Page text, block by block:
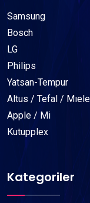
Samsung
Bosch
LG
Philips
Yatsan-Tempur
Altus / Tefal / Mıele
Apple / Mi
Kutupplex
Kategoriler